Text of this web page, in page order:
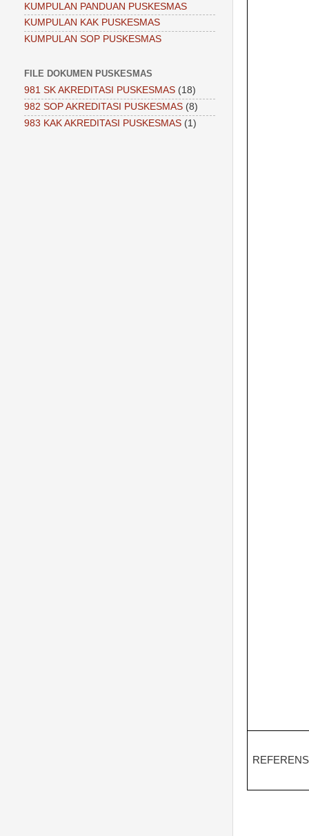
KUMPULAN PANDUAN PUSKESMAS
KUMPULAN KAK PUSKESMAS
KUMPULAN SOP PUSKESMAS
FILE DOKUMEN PUSKESMAS
981 SK AKREDITASI PUSKESMAS (18)
982 SOP AKREDITASI PUSKESMAS (8)
983 KAK AKREDITASI PUSKESMAS (1)